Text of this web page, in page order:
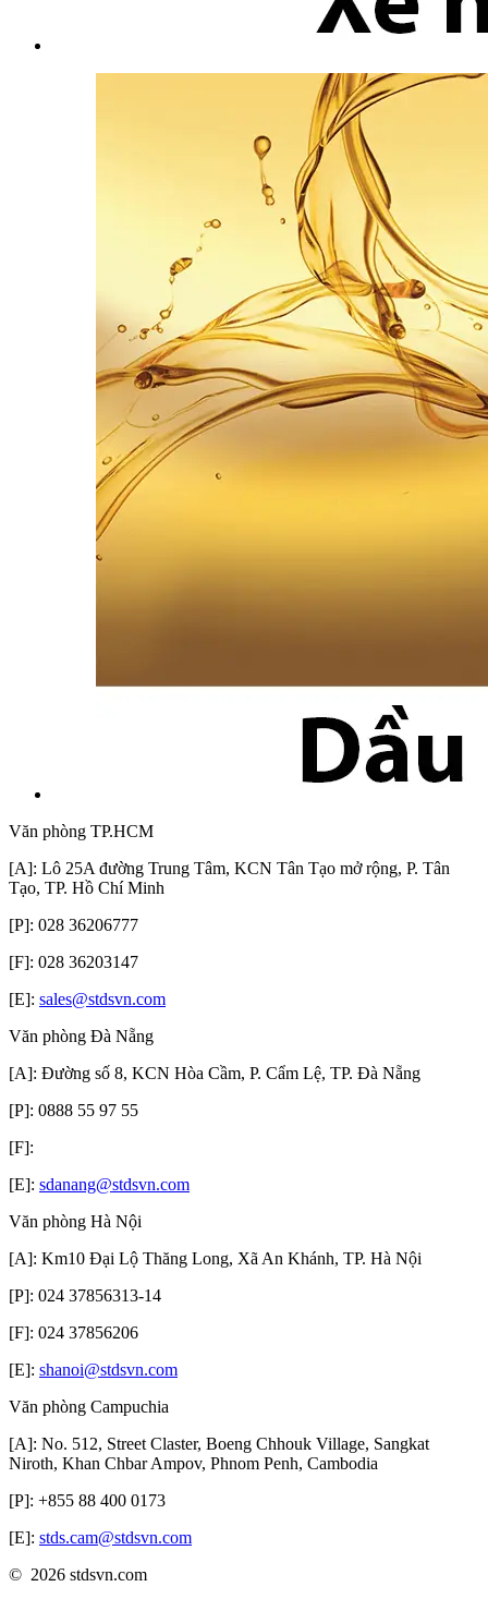
Văn phòng TP.HCM
[A]: Lô 25A đường Trung Tâm, KCN Tân Tạo mở rộng, P. Tân
Tạo, TP. Hồ Chí Minh
[P]: 028 36206777
[F]: 028 36203147
[E]: sales@stdsvn.com
Văn phòng Đà Nẵng
[A]: Đường số 8, KCN Hòa Cầm, P. Cẩm Lệ, TP. Đà Nẵng
[P]: 0888 55 97 55
[F]:
[E]: sdanang@stdsvn.com
Văn phòng Hà Nội
[A]: Km10 Đại Lộ Thăng Long, Xã An Khánh, TP. Hà Nội
[P]: 024 37856313-14
[F]: 024 37856206
[E]: shanoi@stdsvn.com
Văn phòng Campuchia
[A]: No. 512, Street Claster, Boeng Chhouk Village, Sangkat
Niroth, Khan Chbar Ampov, Phnom Penh, Cambodia
[P]: +855 88 400 0173
[E]: stds.cam@stdsvn.com
© 2026 stdsvn.com